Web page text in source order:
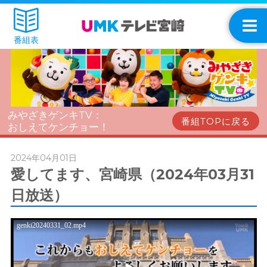
番組表
みやざきゲンキTV：
おしえてケンチョー！
番組TOPに戻る
2024年04月01日
愛してます、宮崎県（2024年03月31
日放送）